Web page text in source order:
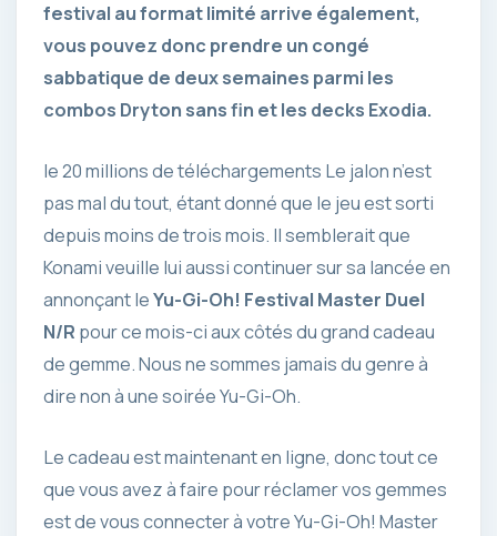
festival au format limité arrive également,
vous pouvez donc prendre un congé
sabbatique de deux semaines parmi les
combos Dryton sans fin et les decks Exodia.
le20 millions de téléchargements Le jalon n’est
pas mal du tout, étant donné que le jeu est sorti
depuis moins de trois mois. Il semblerait que
Konami veuille lui aussi continuer sur sa lancée en
annonçant leYu-Gi-Oh! Festival Master Duel
N/R pour ce mois-ci aux côtés du grand cadeau
de gemme. Nous ne sommes jamais du genre à
dire non à une soirée Yu-Gi-Oh.
Le cadeau est maintenant en ligne, donc tout ce
que vous avez à faire pour réclamer vos gemmes
est de vous connecter à votre Yu-Gi-Oh! Master